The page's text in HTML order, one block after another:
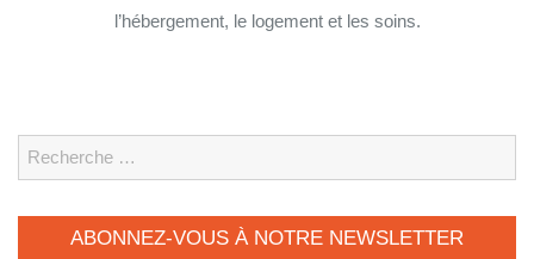
l’hébergement, le logement et les soins.
Search
ABONNEZ-VOUS À NOTRE NEWSLETTER